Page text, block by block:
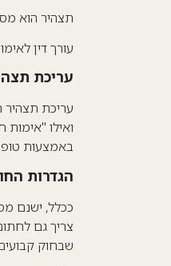
תצהיר הוא
עורך דין
עריכת
עריכת
ואילו
באמצעות
הגדרות
ככלל, ישנם
צריך גם
שבחוק